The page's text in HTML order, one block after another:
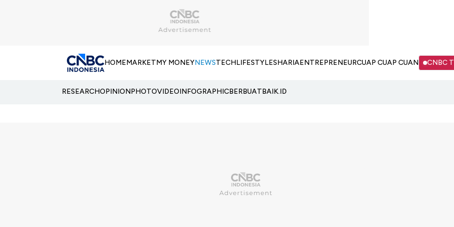
HOMEMARKETMY MONEYNEWSTECHLIFESTYLESHARIAENTREPRENEURCUAP CUAP CUAN CNBC
RESEARCHOPINIONPHOTOVIDEOINFOGRAPHICBERBUATBAIK.ID